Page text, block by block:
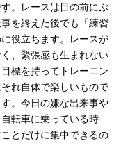
。レースは目の前にぶ
を終えた後でも「練習
役立ちます。レースが
、緊張感も生まれない
標を持ってトレーニン
れ自体で楽しいもので
。今日の嫌な出来事や
転車に乗っている時
とだけに集中できるの